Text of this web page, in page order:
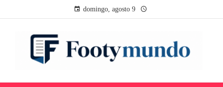
domingo, agosto 9